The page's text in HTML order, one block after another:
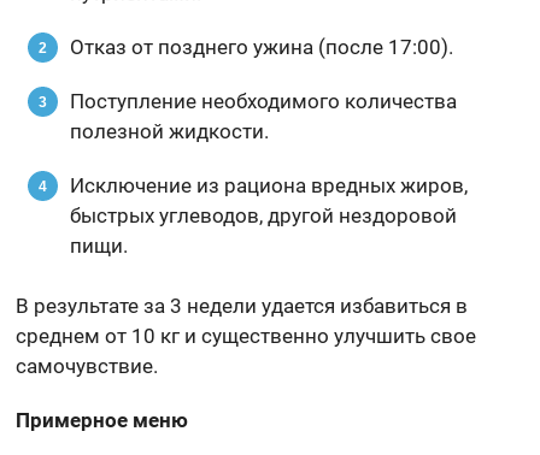
Отказ от позднего ужина (после 17:00).
Поступление необходимого количества
полезной жидкости.
Исключение из рациона вредных жиров,
быстрых углеводов, другой нездоровой
пищи.
В результате за 3 недели удается избавиться в
среднем от 10 кг и существенно улучшить свое
самочувствие.
Примерное меню